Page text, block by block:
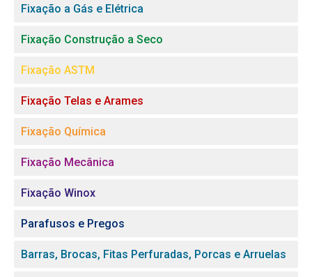
Fixação a Gás e Elétrica
Fixação Construção a Seco
Fixação ASTM
Fixação Telas e Arames
Fixação Química
Fixação Mecânica
Fixação Winox
Parafusos e Pregos
Barras, Brocas, Fitas Perfuradas, Porcas e Arruelas